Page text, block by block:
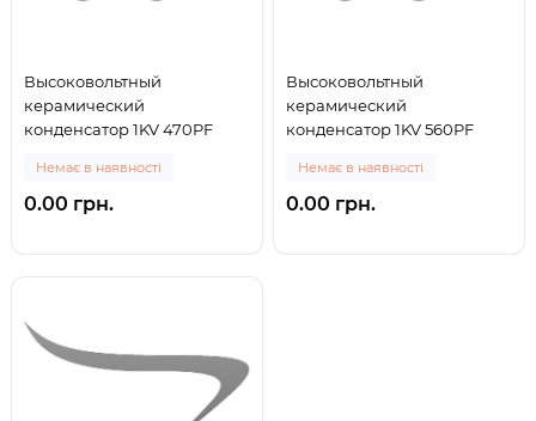
Высоковольтный
керамический
конденсатор 1KV 470PF
Немає в наявності
0.00 грн.
Высоковольтный
керамический
конденсатор 1KV 560PF
Немає в наявності
0.00 грн.